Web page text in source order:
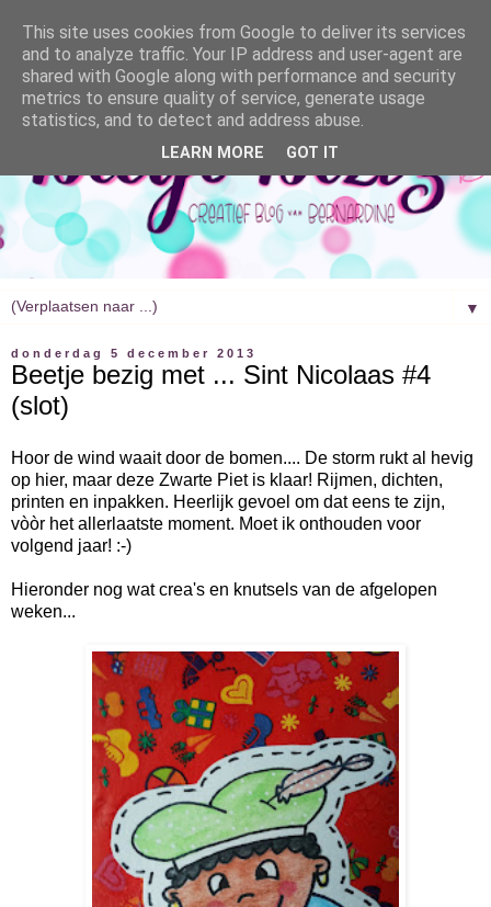
▼
donderdag 5 december 2013
Beetje bezig met ... Sint Nicolaas #4
(slot)
Hoor de wind waait door de bomen.... De storm rukt al hevig
op hier, maar deze Zwarte Piet is klaar! Rijmen, dichten,
printen en inpakken. Heerlijk gevoel om dat eens te zijn,
vòòr het allerlaatste moment. Moet ik onthouden voor
volgend jaar! :-)
Hieronder nog wat crea's en knutsels van de afgelopen
weken...
This site uses cookies from Google to deliver its services
and to analyze traffic. Your IP address and user-agent are
shared with Google along with performance and security
metrics to ensure quality of service, generate usage
statistics, and to detect and address abuse.
LEARN MORE GOT IT